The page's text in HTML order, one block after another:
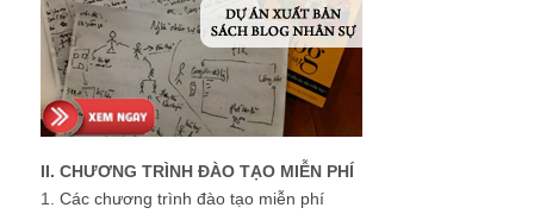
II. CHƯƠNG TRÌNH ĐÀO TẠO MIỄN PHÍ
1. Các chương trình đào tạo miễn phí